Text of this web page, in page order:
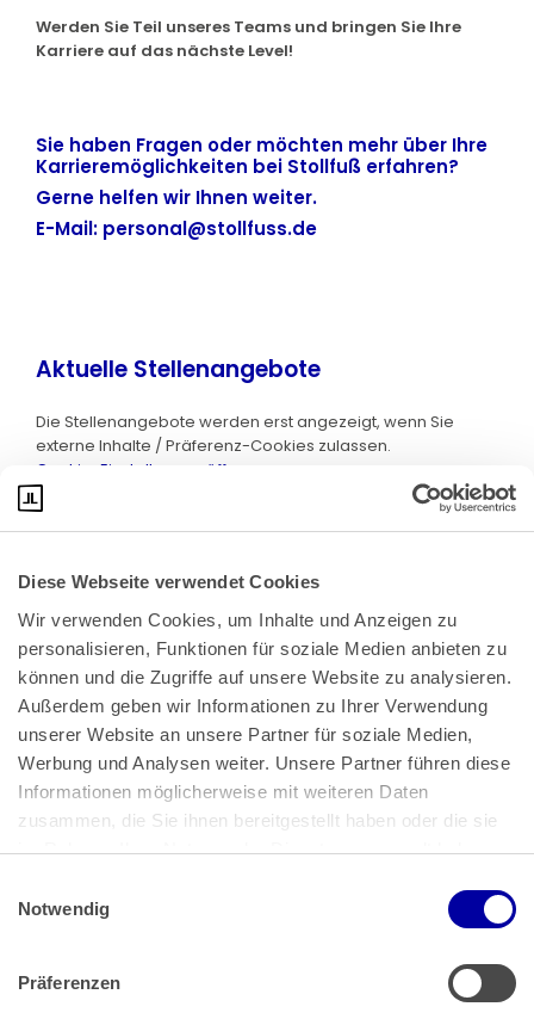
Diese Webseite verwendet Cookies
Wir verwenden Cookies, um Inhalte und Anzeigen zu
personalisieren, Funktionen für soziale Medien anbieten zu
können und die Zugriffe auf unsere Website zu analysieren.
Außerdem geben wir Informationen zu Ihrer Verwendung
unserer Website an unsere Partner für soziale Medien,
Werbung und Analysen weiter. Unsere Partner führen diese
Informationen möglicherweise mit weiteren Daten
zusammen, die Sie ihnen bereitgestellt haben oder die sie
im Rahmen Ihrer Nutzung der Dienste gesammelt haben.
Impressum
Notwendig
Präferenzen
Werden Sie Teil unseres Teams und bringen Sie Ihre
Karriere auf das nächste Level!
Sie haben Fragen oder möchten mehr über Ihre
Karrieremöglichkeiten bei Stollfuß erfahren?
Gerne helfen wir Ihnen weiter.
E-Mail: personal@stollfuss.de
Aktuelle Stellenangebote
Die Stellenangebote werden erst angezeigt, wenn Sie
externe Inhalte / Präferenz-Cookies zulassen.
Cookie-Einstellungen öffnen
Bundeskanzlerplatz 2
53113 Bonn
Pressemitteilungen|AGB
Impressum|Datenschutz